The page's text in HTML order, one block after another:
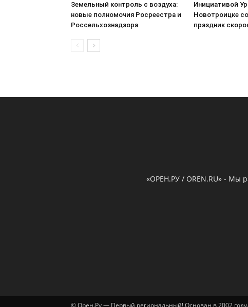
Земельный контроль с воздуха:
новые полномочия Росреестра и
Россельхознадзора
Инициативой
Новотроицке
праздник
«ОРЕН.РУ / OREN.RU» - Мы
© Орен.Ру — Первый региональный! Основан в 2002 году.